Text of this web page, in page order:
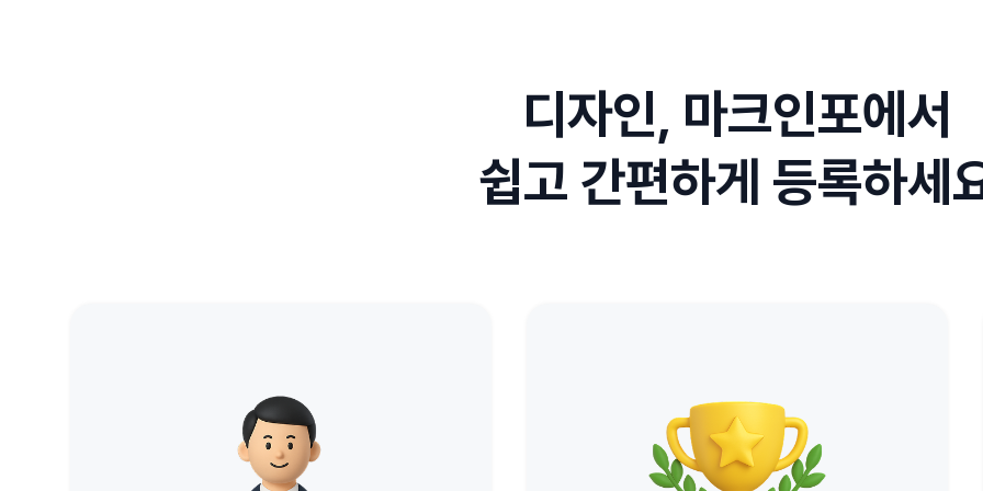
디자인, 마크인포에서
쉽고 간편하게 등록하세